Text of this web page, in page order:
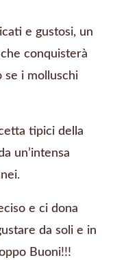
e gustosi, un
conquisterà
se i molluschi
tipici della
un’intensa
e ci dona
da soli e in
Buoni!!!